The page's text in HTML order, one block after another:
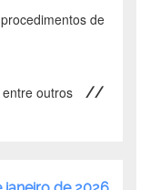
de
outros
//